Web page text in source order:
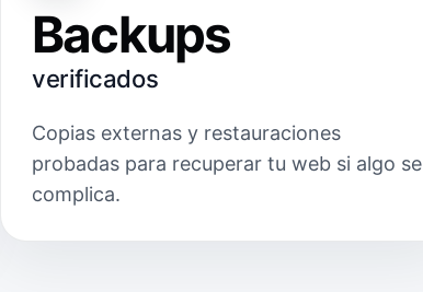
Backups
verificados
Copias externas y restauraciones
probadas para recuperar tu web si algo se
complica.